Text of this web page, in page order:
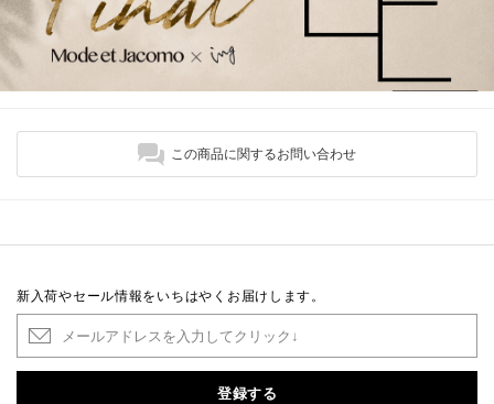
この商品に関するお問い合わせ
新入荷やセール情報をいちはやくお届けします。
登録する